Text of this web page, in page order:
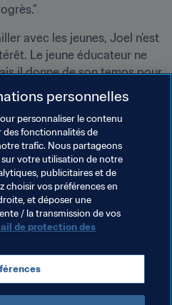
avec les jeunes, Joel n’est
Le jeune éducateur ne
il donne de son temps pour
une passion durable pour
l’importance du
ce que je fais pour eux. Je
découvrir le futur meilleur
c’est qu’ils croient en eux-
personnelles
personnaliser le contenu
fonctionnalités de
trafic. Nous partageons
votre utilisation de notre
publicitaires et de
choisir vos préférences en
et déposer une
/ la transmission de vos
de protection des